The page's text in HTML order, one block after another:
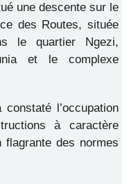
une descente sur le
des Routes, située
le quartier Ngezi,
et le complexe
l’occupation
à caractère
des normes